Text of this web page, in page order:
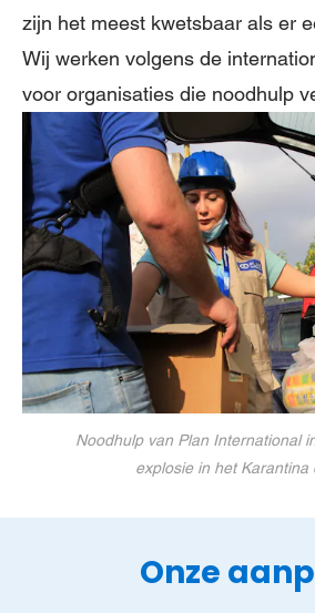
zijn het meest kwetsbaar als er
Wij werken volgens de
voor organisaties die noodhulp
Noodhulp van Plan International
explosie in het Karantina
Onze